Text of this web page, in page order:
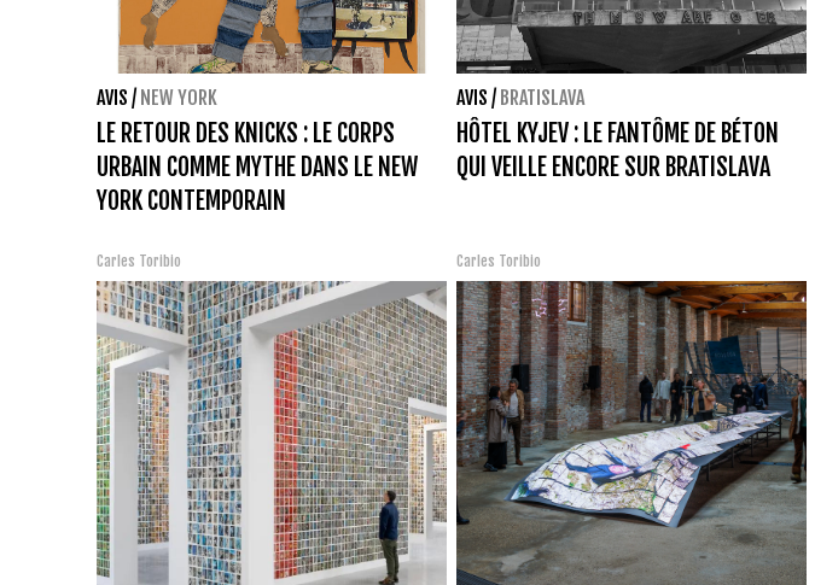
AVIS / NEW YORK
LE RETOUR DES KNICKS : LE CORPS
URBAIN COMME MYTHE DANS LE NEW
YORK CONTEMPORAIN
Carles Toribio
AVIS / BRATISLAVA
HÔTEL KYJEV : LE FANTÔME DE BÉTON
QUI VEILLE ENCORE SUR BRATISLAVA
Carles Toribio